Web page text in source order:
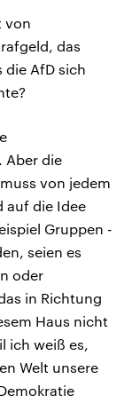
von
das
die AfD sich
Aber die
von jedem
auf die Idee
Gruppen -
seien es
oder
in Richtung
Haus nicht
ich weiß es,
Welt unsere